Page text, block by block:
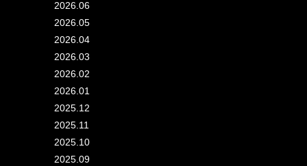
2026.06
2026.05
2026.04
2026.03
2026.02
2026.01
2025.12
2025.11
2025.10
2025.09